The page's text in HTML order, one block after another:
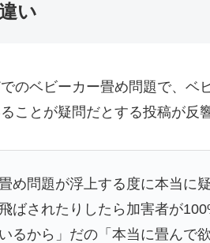
い
のベビーカー畳め問題で、ベ
ことが疑問だとする投稿が反
め問題が浮上する度に本当に
ばされたりしたら加害者が
るから」だの「本当に畳んで